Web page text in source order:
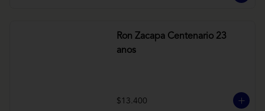
Ron Zacapa Centenario 23
anos
$13.400